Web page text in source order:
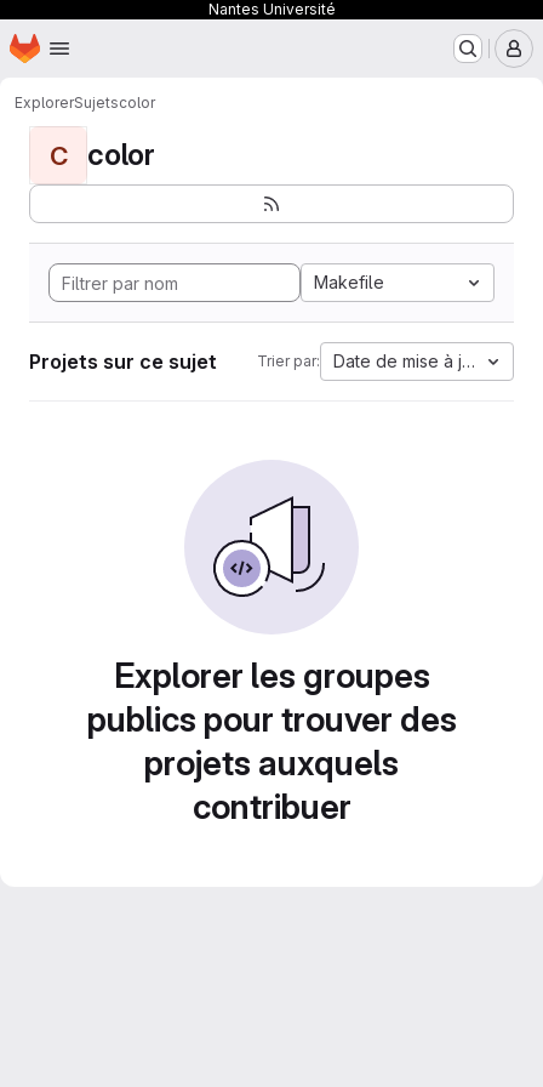
Nantes Université
Passer au contenu principal
Page d'accueil
ExplorerSujetscolor
C color
Makefile
Projets sur ce sujet Trier par: Date de mise à jour
Explorer les groupes
publics pour trouver des
projets auxquels
contribuer